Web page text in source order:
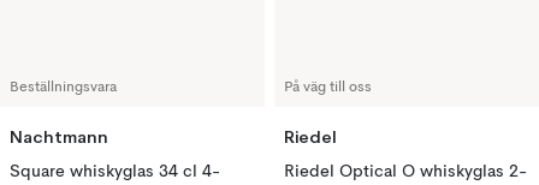
Beställningsvara
Nachtmann
Square whiskyglas 34 cl 4-
På väg till oss
Riedel
Riedel Optical O whiskyglas 2-